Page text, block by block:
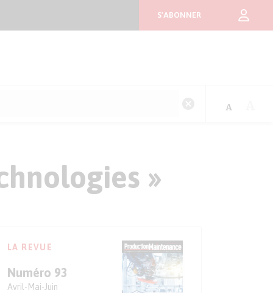
S'ABONNER
»
LA REVUE
Numéro 93
Avril-Mai-Juin